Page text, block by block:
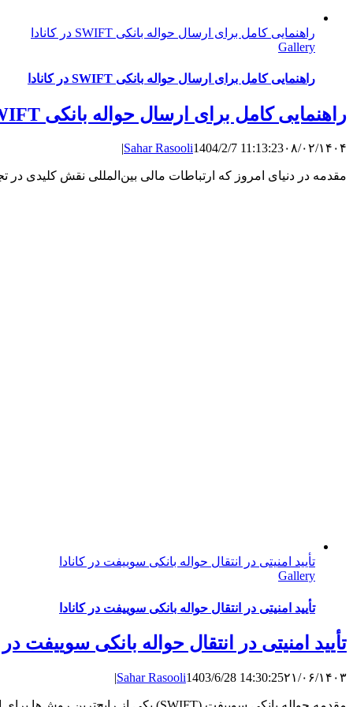
راهنمایی کامل برای ارسال حواله بانکی SWIFT در کانادا
Gallery
راهنمایی کامل برای ارسال حواله بانکی SWIFT در کانادا
راهنمایی کامل برای ارسال حواله بانکی SWIFT در کانادا
Sahar Rasooli1404/2/7 11:13:23۰۸/۰۲/۱۴۰۴ |
مقدمه در دنیای امروز که ارتباطات مالی بین‌المللی نقش کلیدی در
تأیید امنیتی در انتقال حواله بانکی سوییفت در کانادا
Gallery
تأیید امنیتی در انتقال حواله بانکی سوییفت در کانادا
تأیید امنیتی در انتقال حواله بانکی سوییفت در
Sahar Rasooli1403/6/28 14:30:25۲۱/۰۶/۱۴۰۳ |